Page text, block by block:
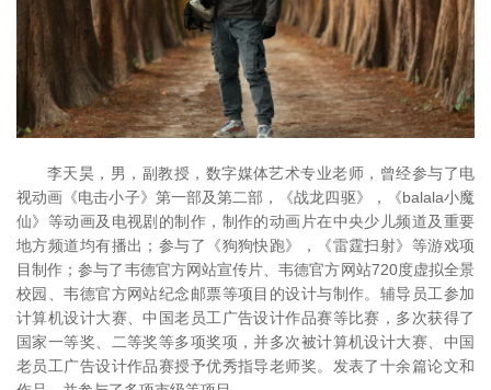
李天昊，男，副教授，数字媒体艺术专业老师，曾经参与了电
视动画《电击小子》第一部及第二部，《战龙四驱》，《balala小魔
仙》等动画及电视剧的制作，制作的动画片在中央少儿频道及重要
地方频道均有播出；参与了《狗狗快跑》，《雷霆扫射》等游戏项
目制作；参与了韦德官方网站宣传片、韦德官方网站720度虚拟全景
校园、韦德官方网站纪念邮票等项目的设计与制作。辅导员工参加
计算机设计大赛、中国老员工广告设计作品赛等比赛，多次获得了
国家一等奖、二等奖等多项奖项，并多次被计算机设计大赛、中国
老员工广告设计作品赛授予优秀指导老师奖。发表了十余篇论文和